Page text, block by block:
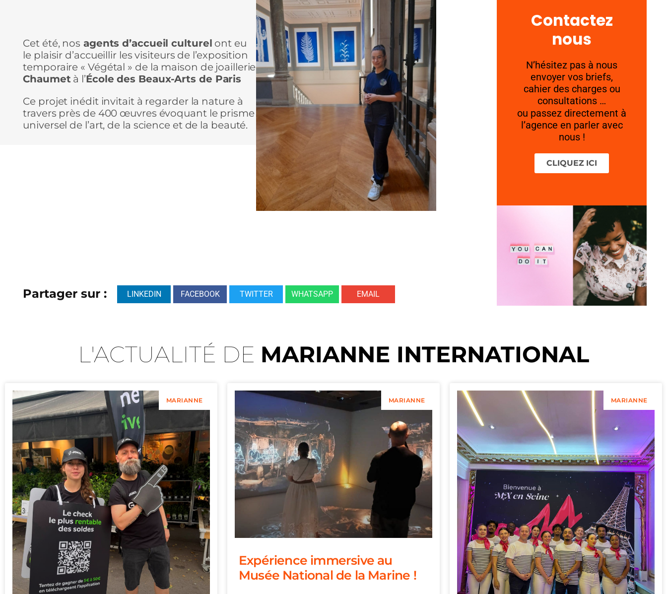
Cet été, nos agents d’accueil culturel ont eu
le plaisir d’accueillir les visiteurs de l’exposition
temporaire « Végétal » de la maison de joaillerie
Chaumetà l’École des Beaux-Arts de Paris
Ce projet inédit invitait à regarder la nature à
travers près de 400 œuvres évoquant le prisme
universel de l’art, de la science et de la beauté.
Partager sur : LINKEDIN FACEBOOK TWITTER WHATSAPP EMAIL
Contactez
nous
N’hésitez pas à nous
envoyer vos briefs,
cahier des charges ou
consultations …
ou passez directement à
l’agence en parler avec
nous !
CLIQUEZ ICI
L'ACTUALITÉ DE MARIANNE INTERNATIONAL
MARIANNE MARIANNE
Expérience immersive au
Musée National de la Marine !
MARIANNE